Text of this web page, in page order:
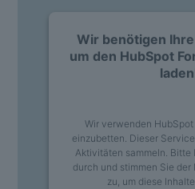
Wir benötigen
um den HubSpot
Wir verwenden HubSpot
einzubetten. Dieser
Aktivitäten sammeln. Bitte
durch und stimmen Sie
zu, um diese